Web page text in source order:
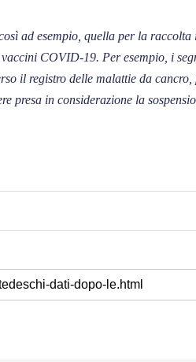
ad esempio, quella per la
COVID-19. Per esempio, i
il registro delle malattie da
presa in considerazione la